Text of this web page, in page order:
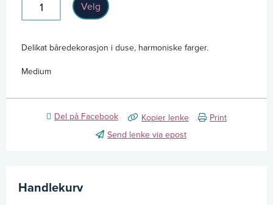
Velg
Delikat båredekorasjon i duse, harmoniske farger.
Medium
Del på Facebook Kopier lenke
Print
Send lenke via epost
Handlekurv